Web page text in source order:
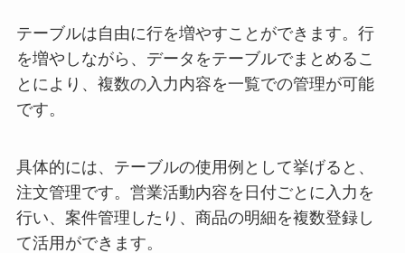
テーブルは自由に行を増やすことができます。行
を増やしながら、データをテーブルでまとめるこ
とにより、複数の入力内容を一覧での管理が可能
です。
具体的には、テーブルの使用例として挙げると、
注文管理です。営業活動内容を日付ごとに入力を
行い、案件管理したり、商品の明細を複数登録し
て活用ができます。